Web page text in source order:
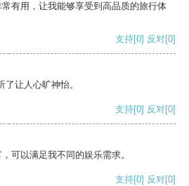
有用，让我能够享受到高品质的旅行体
支持[0] 反对[0]
让人心旷神怡。
支持[0] 反对[0]
可以满足我不同的娱乐需求。
支持[0] 反对[0]